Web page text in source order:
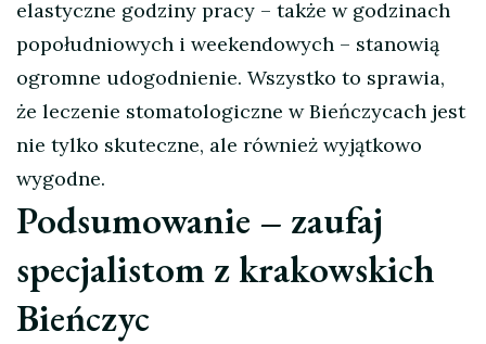
elastyczne godziny pracy – także w godzinach
popołudniowych i weekendowych – stanowią
ogromne udogodnienie. Wszystko to sprawia,
że leczenie stomatologiczne w Bieńczycach jest
nie tylko skuteczne, ale również wyjątkowo
wygodne.
Podsumowanie – zaufaj
specjalistom z krakowskich
Bieńczyc